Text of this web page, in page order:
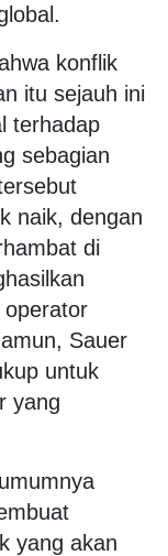
konflik
itu sejauh ini
terhadap
sebagian
naik, dengan
di
operator
Sauer
untuk
yang
yang akan